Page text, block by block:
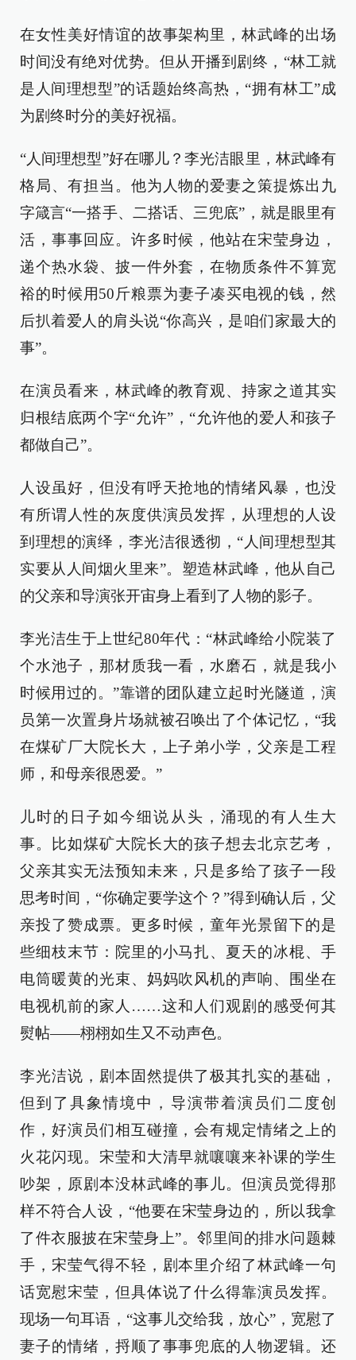
在女性美好情谊的故事架构里，林武峰的出场
时间没有绝对优势。但从开播到剧终，“林工就
是人间理想型”的话题始终高热，“拥有林工”成
为剧终时分的美好祝福。
“人间理想型”好在哪儿？李光洁眼里，林武峰有
格局、有担当。他为人物的爱妻之策提炼出九
字箴言“一搭手、二搭话、三兜底”，就是眼里有
活，事事回应。许多时候，他站在宋莹身边，
递个热水袋、披一件外套，在物质条件不算宽
裕的时候用50斤粮票为妻子凑买电视的钱，然
后扒着爱人的肩头说“你高兴，是咱们家最大的
事”。
在演员看来，林武峰的教育观、持家之道其实
归根结底两个字“允许”，“允许他的爱人和孩子
都做自己”。
人设虽好，但没有呼天抢地的情绪风暴，也没
有所谓人性的灰度供演员发挥，从理想的人设
到理想的演绎，李光洁很透彻，“人间理想型其
实要从人间烟火里来”。塑造林武峰，他从自己
的父亲和导演张开宙身上看到了人物的影子。
李光洁生于上世纪80年代：“林武峰给小院装了
个水池子，那材质我一看，水磨石，就是我小
时候用过的。”靠谱的团队建立起时光隧道，演
员第一次置身片场就被召唤出了个体记忆，“我
在煤矿厂大院长大，上子弟小学，父亲是工程
师，和母亲很恩爱。”
儿时的日子如今细说从头，涌现的有人生大
事。比如煤矿大院长大的孩子想去北京艺考，
父亲其实无法预知未来，只是多给了孩子一段
思考时间，“你确定要学这个？”得到确认后，父
亲投了赞成票。更多时候，童年光景留下的是
些细枝末节：院里的小马扎、夏天的冰棍、手
电筒暖黄的光束、妈妈吹风机的声响、围坐在
电视机前的家人……这和人们观剧的感受何其
熨帖——栩栩如生又不动声色。
李光洁说，剧本固然提供了极其扎实的基础，
但到了具象情境中，导演带着演员们二度创
作，好演员们相互碰撞，会有规定情绪之上的
火花闪现。宋莹和大清早就嚷嚷来补课的学生
吵架，原剧本没林武峰的事儿。但演员觉得那
样不符合人设，“他要在宋莹身边的，所以我拿
了件衣服披在宋莹身上”。邻里间的排水问题棘
手，宋莹气得不轻，剧本里介绍了林武峰一句
话宽慰宋莹，但具体说了什么得靠演员发挥。
现场一句耳语，“这事儿交给我，放心”，宽慰了
妻子的情绪，捋顺了事事兜底的人物逻辑。还